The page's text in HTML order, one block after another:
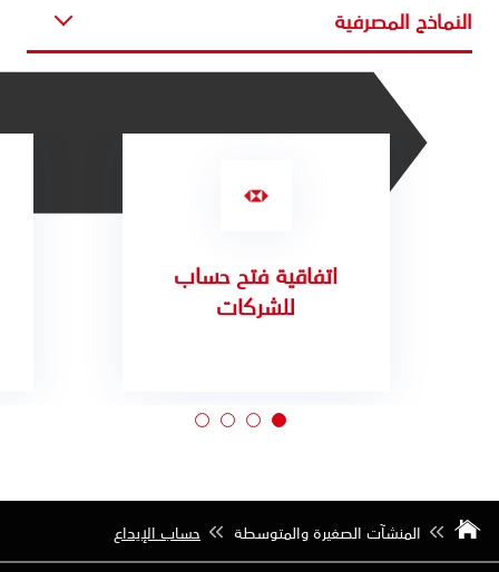
النماذج المصرفية
اتفاقية فتح حساب
للشركات
المنشآت الصغيرة والمتوسطة حساب الإيداع